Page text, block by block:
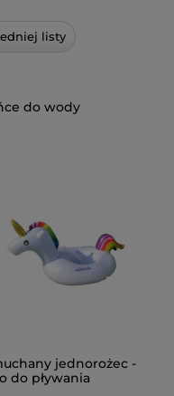
listy
do wody
jednorożec -
do pływania